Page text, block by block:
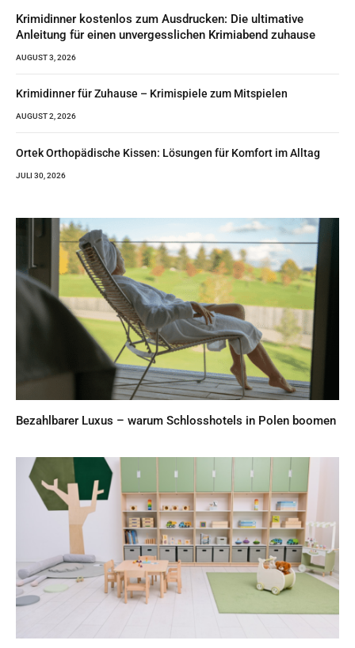
Krimidinner kostenlos zum Ausdrucken: Die ultimative
Anleitung für einen unvergesslichen Krimiabend zuhause
AUGUST 3, 2026
Krimidinner für Zuhause – Krimispiele zum Mitspielen
AUGUST 2, 2026
Ortek Orthopädische Kissen: Lösungen für Komfort im Alltag
JULI 30, 2026
Bezahlbarer Luxus – warum Schlosshotels in Polen boomen